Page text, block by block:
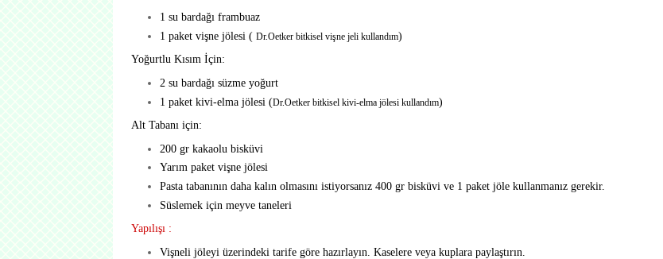
1 su bardağı frambuaz
1 paket vişne jölesi ( Dr.Oetker bitkisel vişne jeli kullandım)
Yoğurtlu Kısım İçin:
2 su bardağı süzme yoğurt
1 paket kivi-elma jölesi (Dr.Oetker bitkisel kivi-elma jölesi kullandım)
Alt Tabanı için:
200 gr kakaolu bisküvi
Yarım paket vişne jölesi
Pasta tabanının daha kalın olmasını istiyorsanız 400 gr bisküvi ve 1 paket jöle kullanmanız gerekir.
Süslemek için meyve taneleri
Yapılışı :
Vişneli jöleyi üzerindeki tarife göre hazırlayın. Kaselere veya kuplara paylaştırın.